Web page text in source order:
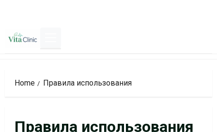
content
Home Правила использования
Правила использования